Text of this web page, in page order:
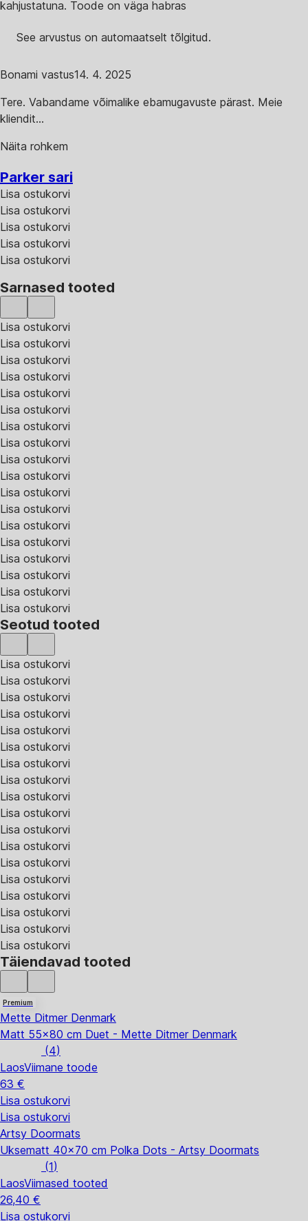
kahjustatuna. Toode on väga habras
See arvustus on automaatselt tõlgitud.
Bonami vastus14. 4. 2025
Tere. Vabandame võimalike ebamugavuste pärast. Meie
kliendit...
Näita rohkem
Parker sari
Lisa ostukorvi
Lisa ostukorvi
Lisa ostukorvi
Lisa ostukorvi
Lisa ostukorvi
Sarnased tooted
Lisa ostukorvi
Lisa ostukorvi
Lisa ostukorvi
Lisa ostukorvi
Lisa ostukorvi
Lisa ostukorvi
Lisa ostukorvi
Lisa ostukorvi
Lisa ostukorvi
Lisa ostukorvi
Lisa ostukorvi
Lisa ostukorvi
Lisa ostukorvi
Lisa ostukorvi
Lisa ostukorvi
Lisa ostukorvi
Lisa ostukorvi
Lisa ostukorvi
Seotud tooted
Lisa ostukorvi
Lisa ostukorvi
Lisa ostukorvi
Lisa ostukorvi
Lisa ostukorvi
Lisa ostukorvi
Lisa ostukorvi
Lisa ostukorvi
Lisa ostukorvi
Lisa ostukorvi
Lisa ostukorvi
Lisa ostukorvi
Lisa ostukorvi
Lisa ostukorvi
Lisa ostukorvi
Lisa ostukorvi
Lisa ostukorvi
Lisa ostukorvi
Täiendavad tooted
Premium
Mette Ditmer Denmark
Matt 55x80 cm Duet - Mette Ditmer Denmark
(4)
LaosViimane toode
63 €
Lisa ostukorvi
Lisa ostukorvi
Artsy Doormats
Uksematt 40x70 cm Polka Dots - Artsy Doormats
(1)
LaosViimased tooted
26,40 €
Lisa ostukorvi